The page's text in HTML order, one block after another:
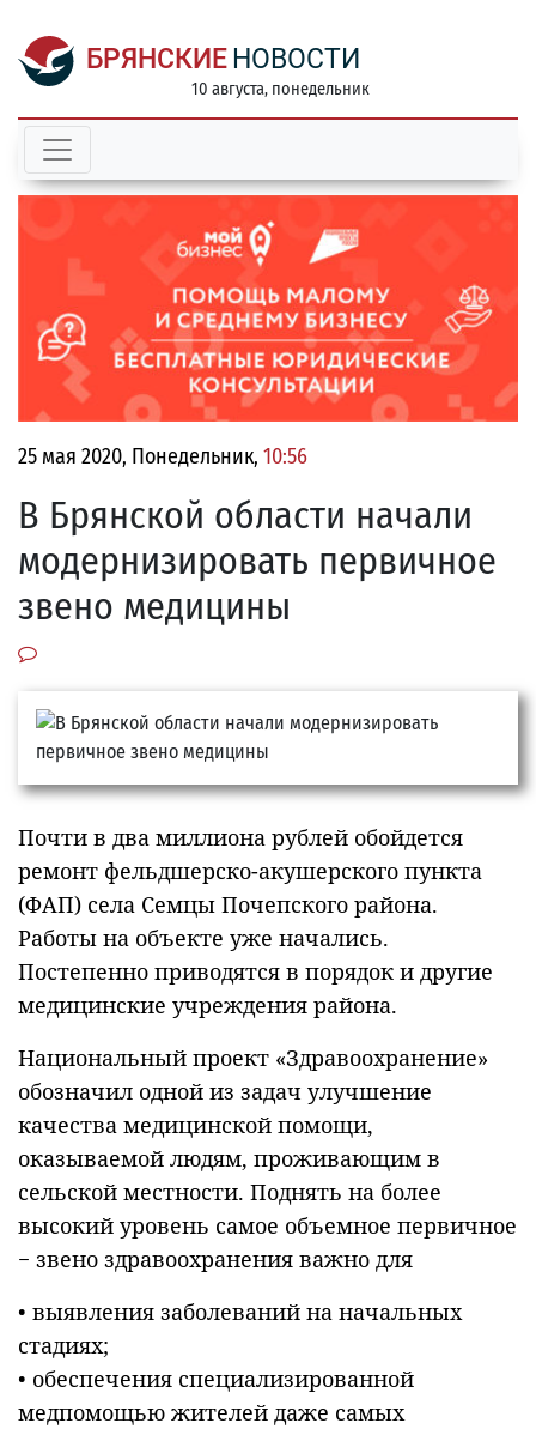
БРЯНСКИЕ НОВОСТИ
10 августа, понедельник
25 мая 2020, Понедельник, 10:56
В Брянской области начали
модернизировать первичное
звено медицины
Почти в два миллиона рублей обойдется
ремонт фельдшерско-акушерского пункта
(ФАП) села Семцы Почепского района.
Работы на объекте уже начались.
Постепенно приводятся в порядок и другие
медицинские учреждения района.
Национальный проект «Здравоохранение»
обозначил одной из задач улучшение
качества медицинской помощи,
оказываемой людям, проживающим в
сельской местности. Поднять на более
высокий уровень самое объемное первичное
− звено здравоохранения важно для
• выявления заболеваний на начальных
стадиях;
• обеспечения специализированной
медпомощью жителей даже самых